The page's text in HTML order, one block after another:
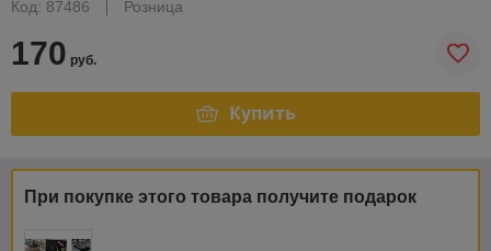
Код: 87486
Розница
170 руб.
Купить
При покупке этого товара получите подарок